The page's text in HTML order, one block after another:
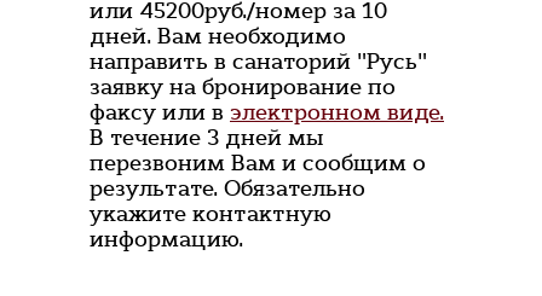
или 45200руб./номер за 10
дней. Вам необходимо
направить в санаторий "Русь"
заявку на бронирование по
факсу или в электронном виде.
В течение 3 дней мы
перезвоним Вам и сообщим о
результате. Обязательно
укажите контактную
информацию.